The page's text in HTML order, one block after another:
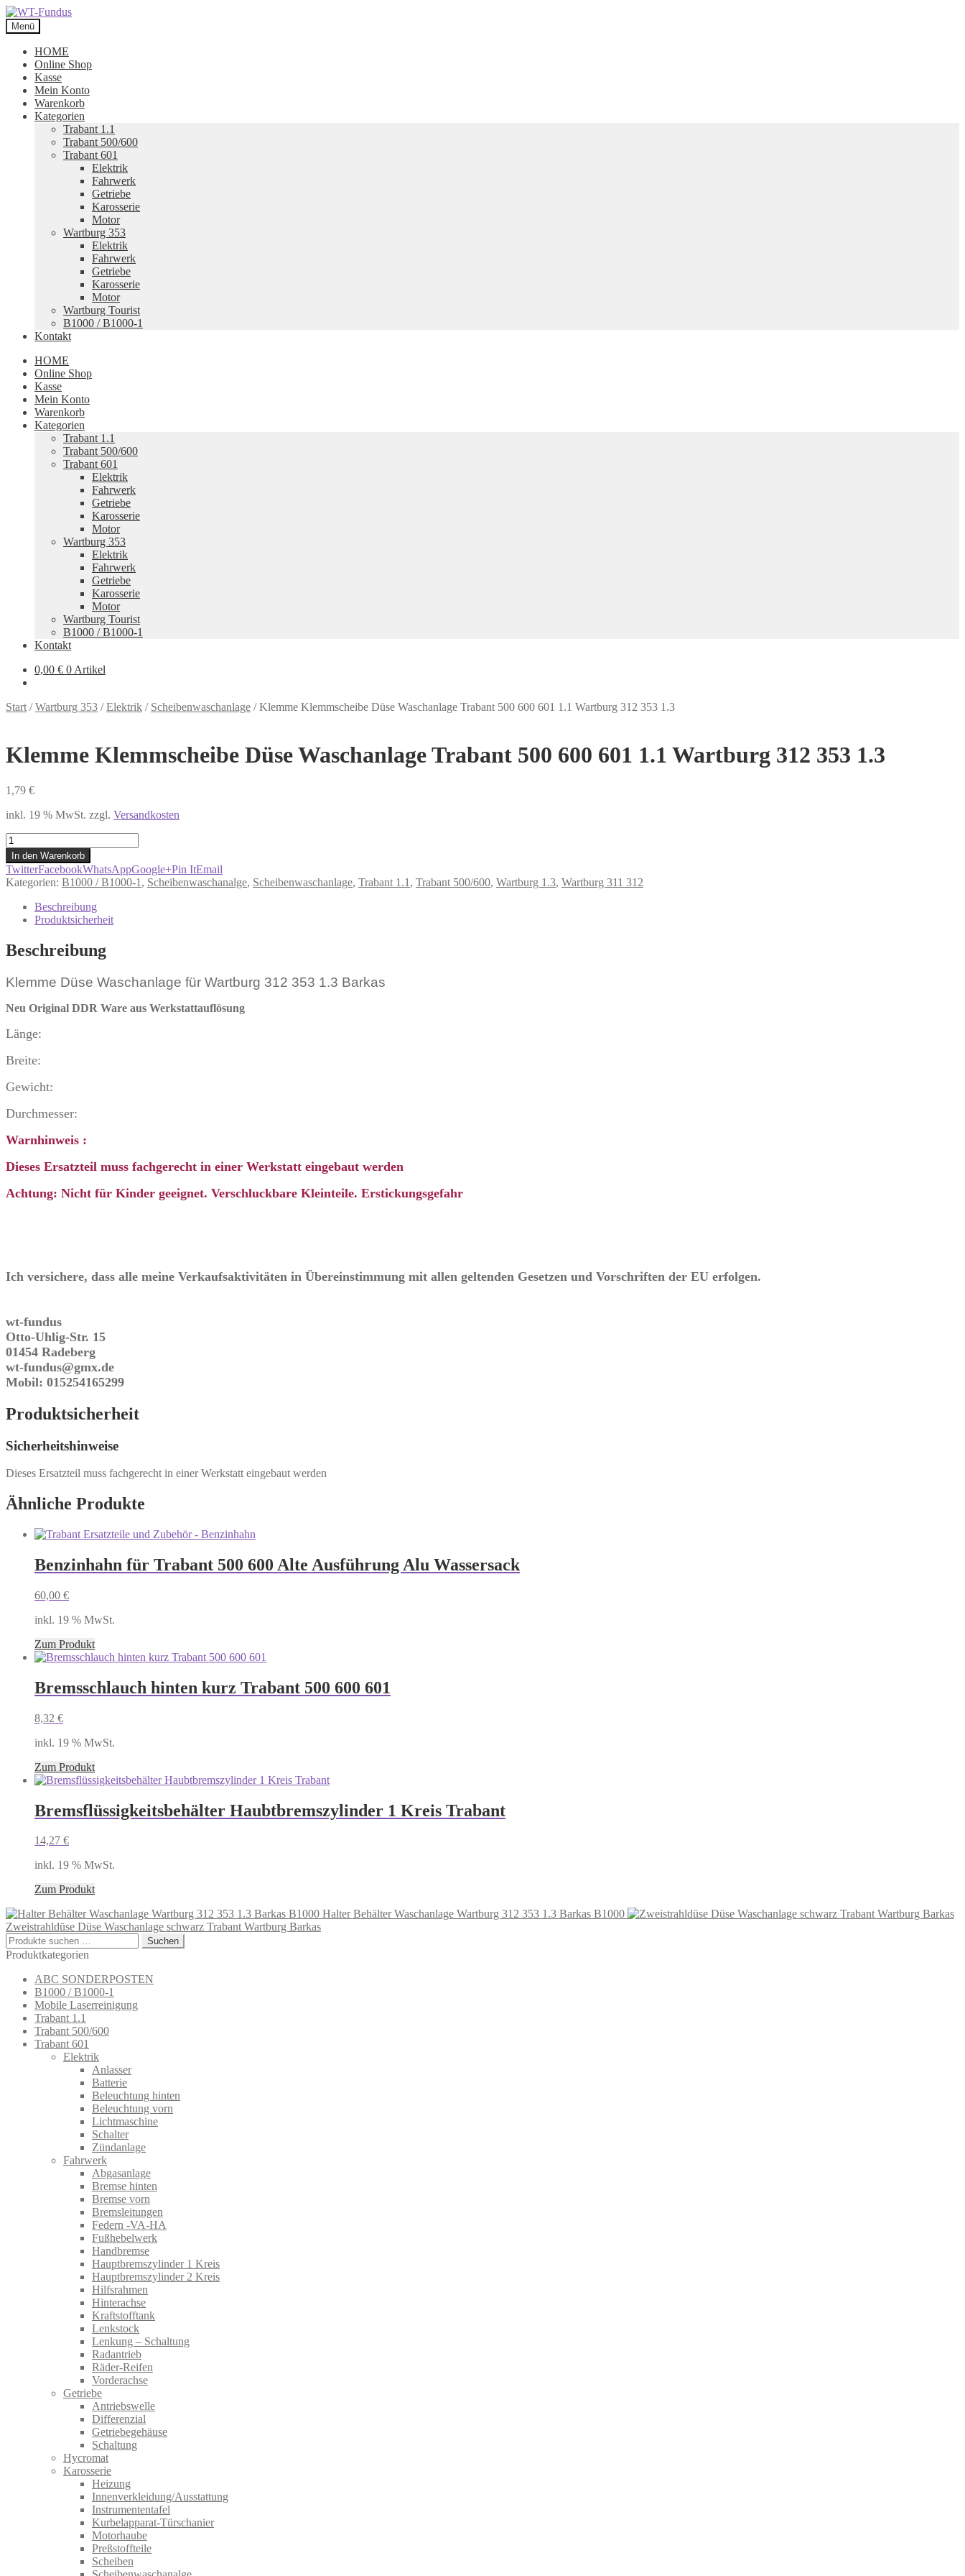
Zur
Navigation
springen
Zum
Inhalt
springen
Menü
HOME
Online Shop
Kasse
Mein Konto
Warenkorb
Kategorien
Trabant 1.1
Trabant 500/600
Trabant 601
Elektrik
Fahrwerk
Getriebe
Karosserie
Motor
Wartburg 353
Elektrik
Fahrwerk
Getriebe
Karosserie
Motor
Wartburg Tourist
B1000 / B1000-1
Kontakt
HOME
Online Shop
Kasse
Mein Konto
Warenkorb
Kategorien
Trabant 1.1
Trabant 500/600
Trabant 601
Elektrik
Fahrwerk
Getriebe
Karosserie
Motor
Wartburg 353
Elektrik
Fahrwerk
Getriebe
Karosserie
Motor
Wartburg Tourist
B1000 / B1000-1
Kontakt
0,00 € 0 Artikel
Start /Wartburg 353 /Elektrik / Scheibenwaschanlage /Klemme Klemmscheibe Düse Waschanlage Trabant 500 600 601 1.1 Wartburg 312 353 1.3
Klemme Klemmscheibe Düse Waschanlage Trabant 500 600 601 1.1 Wartburg 312 353 1.3
1,79 €
inkl. 19 % MwSt. zzgl. Versandkosten
Klemme
Klemmscheibe
Düse
Waschanlage
Trabant
1.1
Wartburg
353
Menge
In den Warenkorb
TwitterFacebookWhatsAppGoogle+Pin ItEmail
Kategorien: B1000 / B1000-1 , Scheibenwaschanalge, Scheibenwaschanlage, Trabant 1.1 , Trabant 500/600, Wartburg 1.3, Wartburg 311 312
Beschreibung
Produktsicherheit
Beschreibung
Klemme Düse Waschanlage für Wartburg 312 353 1.3 Barkas
Neu Original DDR Ware aus Werkstattauflösung
Länge:
Breite:
Gewicht:
Durchmesser:
Warnhinweis :
Dieses Ersatzteil muss fachgerecht in einer Werkstatt eingebaut werden
Achtung: Nicht für Kinder geeignet. Verschluckbare Kleinteile. Erstickungsgefahr
Ich versichere, dass alle meine Verkaufsaktivitäten in Übereinstimmung mit allen geltenden Gesetzen und Vorschriften der EU erfolgen.
wt-fundus
Otto-Uhlig-Str. 15
01454 Radeberg
wt-fundus@gmx.de
Mobil: 015254165299
Produktsicherheit
Sicherheitshinweise
Dieses Ersatzteil muss fachgerecht in einer Werkstatt eingebaut werden
Ähnliche Produkte
Benzinhahn für Trabant 500 600 Alte Ausführung Alu Wassersack
60,00 €
inkl. 19 % MwSt.
Zum Produkt
Bremsschlauch hinten kurz Trabant 500 600 601
8,32 €
inkl. 19 % MwSt.
Zum Produkt
Bremsflüssigkeitsbehälter Haubtbremszylinder 1 Kreis Trabant
14,27 €
inkl. 19 % MwSt.
Zum Produkt
Halter Behälter Waschanlage Wartburg 312 353 1.3 Barkas B1000
Zweistrahldüse Düse Waschanlage schwarz Trabant Wartburg Barkas
Suchen
nach:
Suchen
Produktkategorien
ABC SONDERPOSTEN
B1000 / B1000-1
Mobile Laserreinigung
Trabant 1.1
Trabant 500/600
Trabant 601
Elektrik
Anlasser
Batterie
Beleuchtung hinten
Beleuchtung vorn
Lichtmaschine
Schalter
Zündanlage
Fahrwerk
Abgasanlage
Bremse hinten
Bremse vorn
Bremsleitungen
Federn -VA-HA
Fußhebelwerk
Handbremse
Hauptbremszylinder 1 Kreis
Hauptbremszylinder 2 Kreis
Hilfsrahmen
Hinterachse
Kraftstofftank
Lenkstock
Lenkung – Schaltung
Radantrieb
Räder-Reifen
Vorderachse
Getriebe
Antriebswelle
Differenzial
Getriebegehäuse
Schaltung
Hycromat
Karosserie
Heizung
Innenverkleidung/Ausstattung
Instrumententafel
Kurbelapparat-Türschanier
Motorhaube
Preßstoffteile
Scheiben